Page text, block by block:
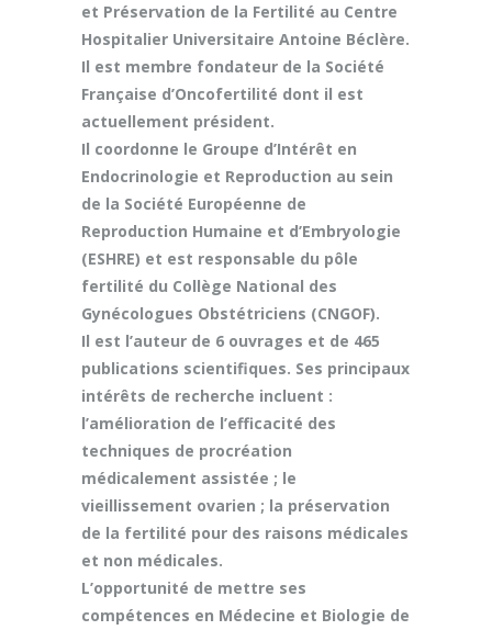
et Préservation de la Fertilité au Centre
Hospitalier Universitaire Antoine Béclère.
Il est membre fondateur de la Société
Française d’Oncofertilité dont il est
actuellement président.
Il coordonne le Groupe d’Intérêt en
Endocrinologie et Reproduction au sein
de la Société Européenne de
Reproduction Humaine et d’Embryologie
(ESHRE) et est responsable du pôle
fertilité du Collège National des
Gynécologues Obstétriciens (CNGOF).
Il est l’auteur de 6 ouvrages et de 465
publications scientifiques. Ses principaux
intérêts de recherche incluent :
l’amélioration de l’efficacité des
techniques de procréation
médicalement assistée ; le
vieillissement ovarien ; la préservation
de la fertilité pour des raisons médicales
et non médicales.
L’opportunité de mettre ses
compétences en Médecine et Biologie de